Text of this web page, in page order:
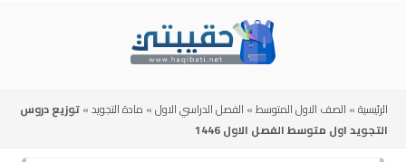
الرئيسية» الصف الاول المتوسط» الفصل الدراسي الاول» مادة التجويد»توزيع دروس
التجويد اول متوسط الفصل الاول 1446